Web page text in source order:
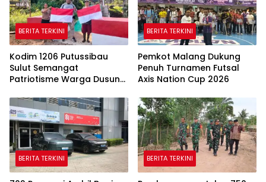
BERITA TERKINI
Kodim 1206 Putussibau
Sulut Semangat
Patriotisme Warga Dusun
Bendera Merah
BERITA TERKINI
Pemkot Malang Dukung
Penuh Turnamen Futsal
Axis Nation Cup 2026
BERITA TERKINI BERITA TERKINI